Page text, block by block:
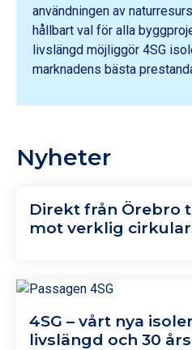
användningen av
hållbart val för alla
livslängd möjliggör 4SG
marknadens bästa
Nyheter
Direkt från Örebro
mot verklig
4SG – vårt nya
livslängd och 30